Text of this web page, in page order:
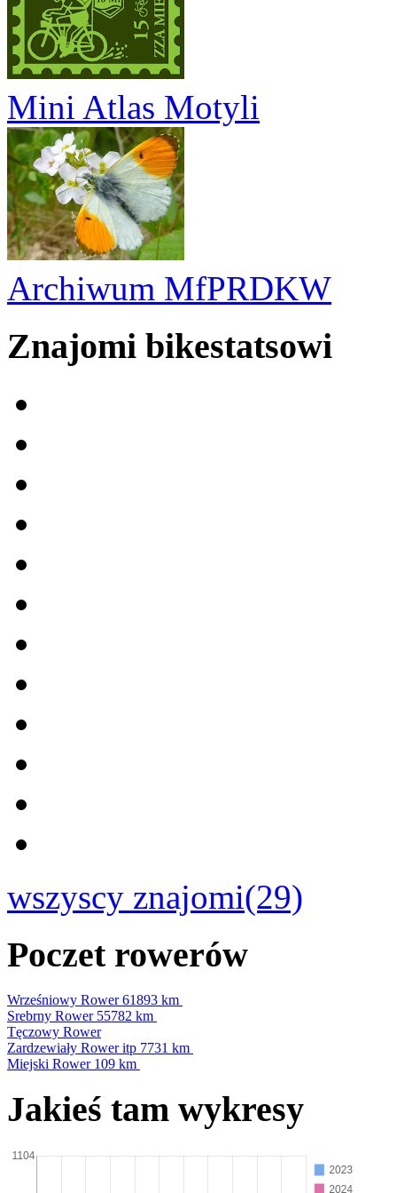
Mini Atlas Motyli
Archiwum MfPRDKW
Znajomi bikestatsowi
wszyscy znajomi(29)
Poczet rowerów
Wrześniowy Rower61893 km
Srebrny Rower 55782 km
Tęczowy Rower
Zardzewiały Rower itp 7731 km
Miejski Rower 109 km
Jakieś tam wykresy